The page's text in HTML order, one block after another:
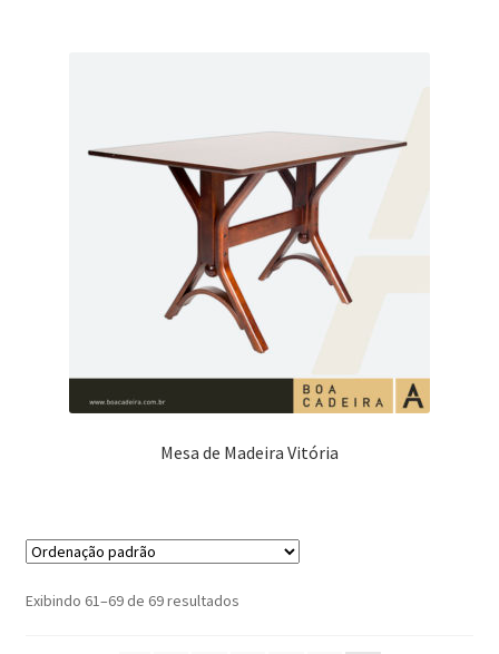
Mesa de Madeira Vitória
Exibindo 61–69 de 69 resultados